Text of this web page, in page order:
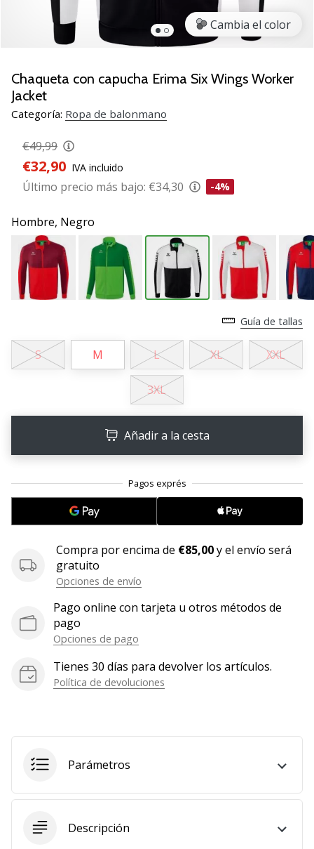
zapatillas
balonmano
Accelerate
NITRO
SQD
5!
las
actualizaciones
técnicas
25. 11. 2024
•
2 min. de lectura
¡Conviértete
Weplayhandball!
¿Te
jugón?
en
equipo!
Mostrar
todos
artículos
Cambia el color
Chaqueta con capucha Erima Six Wings Worker
Jacket
Categoría: Ropa de balonmano
€49,99
€32,90 IVA incluido
Último precio más bajo: €34,30 -4%
Hombre, Negro
Guía de tallas
S M L XL XXL
3XL
Añadir a la cesta
Compra por encima de €85,00y el envío será
gratuito
Opciones de envío
Pago online con tarjeta u otros métodos de
pago
Opciones de pago
Tienes 30 días para devolver los artículos.
Política de devoluciones
Parámetros
Descripción